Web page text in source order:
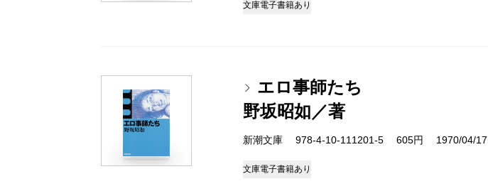
文庫電子書籍あり
エロ事師たち
野坂昭如／著
新潮文庫 978-4-10-111201-5 605円 1970/04/17
文庫電子書籍あり